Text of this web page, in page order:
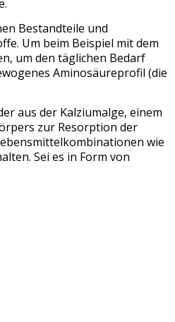
Bestandteile und
Um beim Beispiel mit dem
um den täglichen Bedarf
Aminosäureprofil (die
aus der Kalziumalge, einem
zur Resorption der
wie
Sei es in Form von